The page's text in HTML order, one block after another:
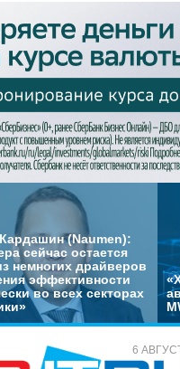
(Naumen):
сейчас остается
немногих драйверов
эффективности
во всех секторах
6